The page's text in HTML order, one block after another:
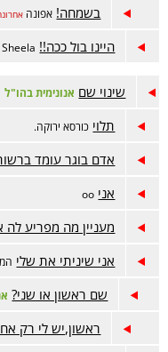
בשמחה! אפונה
היינו בול ככה!! Sheela
שינוי שם אנונימית בהו"ל
תלוי כורסא ירוקה.
אדם בוגר עומד
אני oo
מעניין מה מפריע
אני שיניתי את שלי
שם ראשון או שני?
ראשון,יש לי רק